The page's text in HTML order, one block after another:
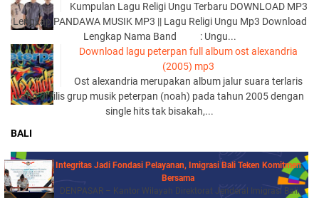
Kumpulan Lagu Religi Ungu Terbaru DOWNLOAD MP3
Lengkap PANDAWA MUSIK MP3 || Lagu Religi Ungu Mp3 Download
Lengkap Nama Band : Ungu...
Download lagu peterpan full album ost alexandria
(2005) mp3
Ost alexandria merupakan album jalur suara terlaris
yang di rilis grup musik peterpan (noah) pada tahun 2005 dengan
single hits tak bisakah,...
BALI
Integritas Jadi Fondasi Pelayanan, Imigrasi Bali Teken Komitmen
Bersama
DENPASAR – Kantor Wilayah Direktorat Jenderal Imigrasi Bali